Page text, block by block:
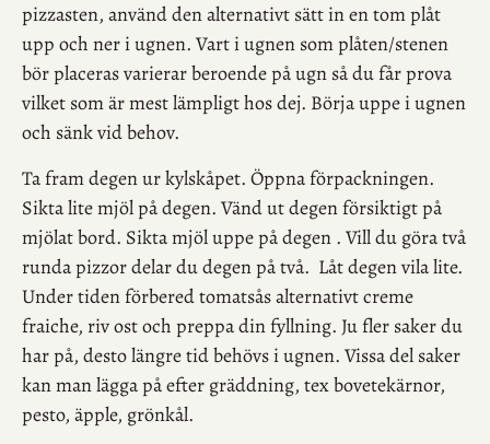
pizzasten, använd den alternativt sätt in en tom plåt
upp och ner i ugnen. Vart i ugnen som plåten/stenen
bör placeras varierar beroende på ugn så du får prova
vilket som är mest lämpligt hos dej. Börja uppe i ugnen
och sänk vid behov.
Ta fram degen ur kylskåpet. Öppna förpackningen.
Sikta lite mjöl på degen. Vänd ut degen försiktigt på
mjölat bord. Sikta mjöl uppe på degen . Vill du göra två
runda pizzor delar du degen på två. Låt degen vila lite.
Under tiden förbered tomatsås alternativt creme
fraiche, riv ost och preppa din fyllning. Ju fler saker du
har på, desto längre tid behövs i ugnen. Vissa del saker
kan man lägga på efter gräddning, tex bovetekärnor,
pesto, äpple, grönkål.